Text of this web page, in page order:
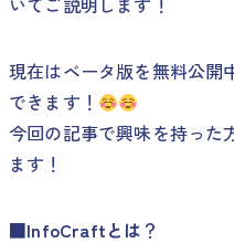
現在はベータ版を無料公開
できます！
今回の記事で興味を持った
ます！
■InfoCraftとは ？